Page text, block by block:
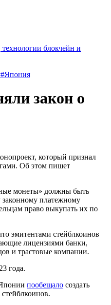
блокчейн и
#Япония
закон о
который признал
Об этом пишет
монеты» должны быть
платежному
право выкупать их по
эмитентами стейблкоинов
лицензиями банки,
и трастовые компании.
года.
пообещало создать